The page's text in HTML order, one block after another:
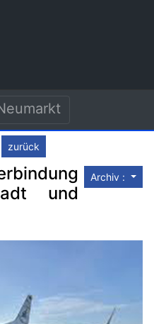
zurück
Archiv :
und